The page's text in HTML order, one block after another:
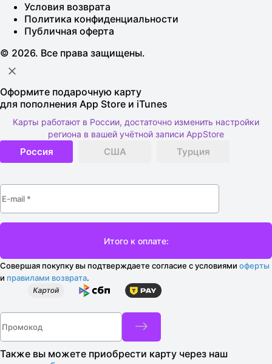
Условия возврата
Политика конфиденциальности
Публичная оферта
© 2026. Все права защищены.
Оформите подарочную карту
для пополнения App Store и iTunes
Карты работают в России, достаточно изменить настройки
региона в вашей учётной записи AppStore
Россия США Турция
Совершая покупку вы подтверждаете согласие с условиями оферты
и правилами возврата.
Также вы можете приобрести карту через наш